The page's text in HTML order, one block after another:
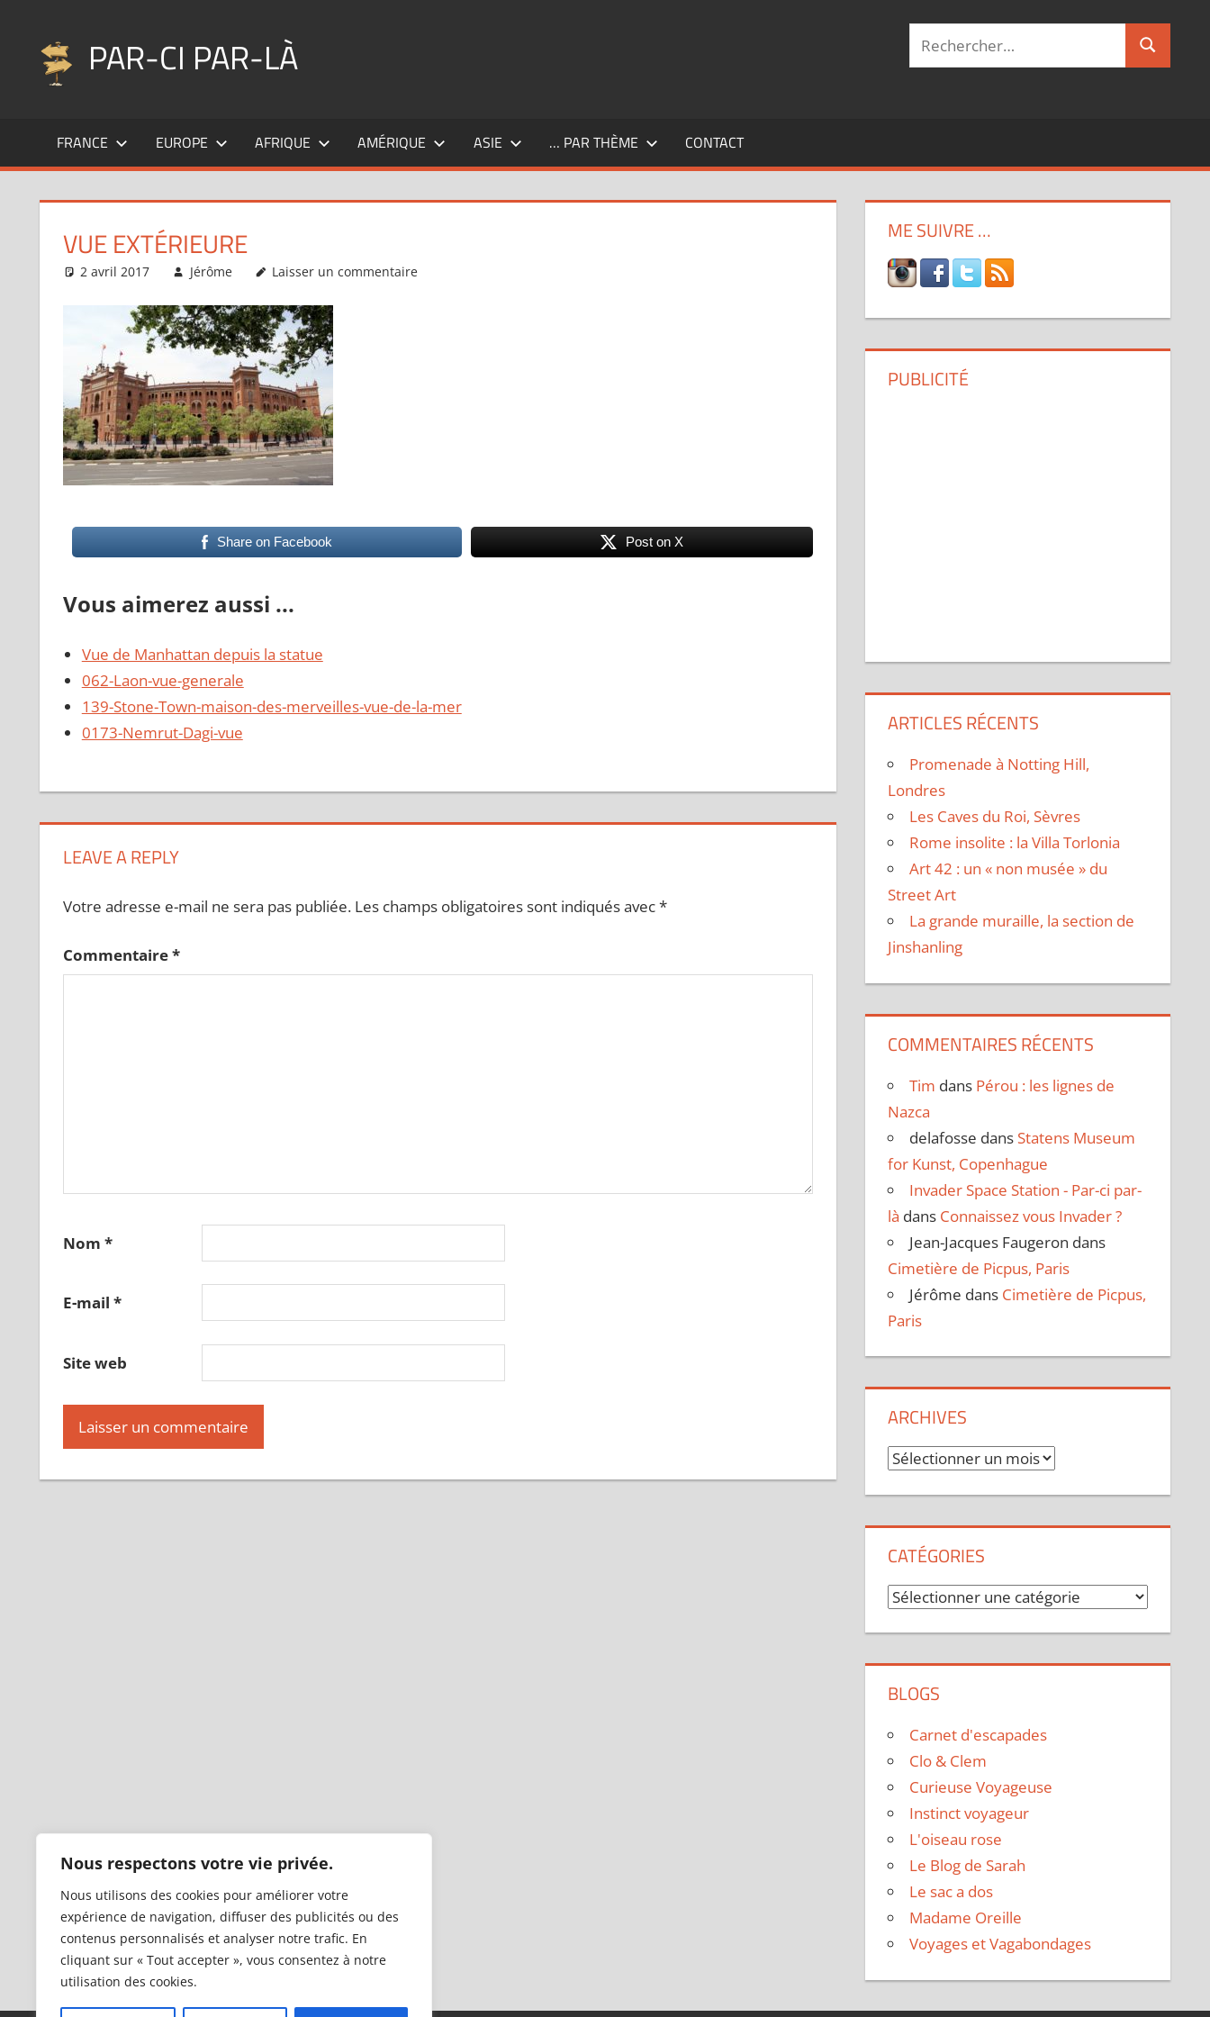
Nous respectons votre vie privée.
Nous utilisons des cookies pour améliorer votre
expérience de navigation, diffuser des publicités ou des
contenus personnalisés et analyser notre trafic. En
cliquant sur « Tout accepter », vous consentez à notre
utilisation des cookies.
contenu
PAR-CI PAR-LÀ
fil
pérégrinations
Recherche
FRANCE EUROPE AFRIQUE AMÉRIQUE ASIE … PAR THÈME CONTACT
VUE EXTÉRIEURE
2 avril 2017 Jérôme Laisser un commentaire
Share on Facebook Post on X
Vous aimerez aussi ...
Vue de Manhattan depuis la statue
062-Laon-vue-generale
139-Stone-Town-maison-des-merveilles-vue-de-la-mer
0173-Nemrut-Dagi-vue
LEAVE A REPLY
Votre adresse e-mail ne sera pas publiée. Les champs obligatoires sont indiqués avec*
Commentaire*
Nom *
E-mail *
Site web
ME SUIVRE …
PUBLICITÉ
ARTICLES RÉCENTS
Promenade à Notting Hill,
Londres
Les Caves du Roi, Sèvres
Rome insolite : la Villa Torlonia
Art 42 : un « non musée » du
Street Art
La grande muraille, la section de
Jinshanling
COMMENTAIRES RÉCENTS
Tim dans Pérou : les lignes de
Nazca
delafosse dans Statens Museum
for Kunst, Copenhague
Invader Space Station - Par-ci par-
là dans Connaissez vous Invader ?
Jean-Jacques Faugeron dans
Cimetière de Picpus, Paris
Jérôme dans Cimetière de Picpus,
Paris
ARCHIVES
Archives
CATÉGORIES
Catégories
BLOGS
Carnet d'escapades
Clo & Clem
Curieuse Voyageuse
Instinct voyageur
L'oiseau rose
Le Blog de Sarah
Le sac a dos
Madame Oreille
Voyages et Vagabondages